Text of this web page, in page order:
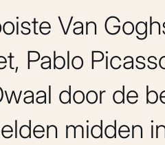
Van
Pablo
door de
midden